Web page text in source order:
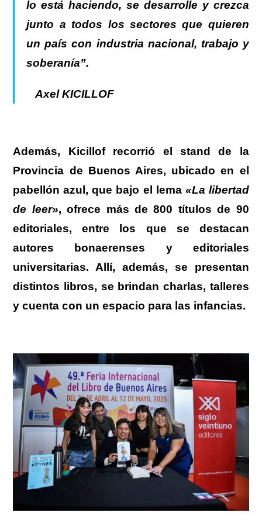
lo está haciendo, se desarrolle y crezca
junto a todos los sectores que quieren
un país con industria nacional, trabajo y
soberanía”.
Axel KICILLOF
Además, Kicillof recorrió el stand de la
Provincia de Buenos Aires, ubicado en el
pabellón azul, que bajo el lema «La libertad
de leer», ofrece más de 800 títulos de 90
editoriales, entre los que se destacan
autores bonaerenses y editoriales
universitarias. Allí, además, se presentan
distintos libros, se brindan charlas, talleres
y cuenta con un espacio para las infancias.